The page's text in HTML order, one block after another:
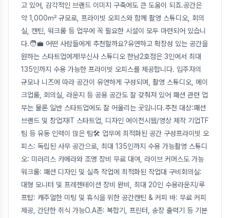
고 있어, 감각적인 브랜드 이미지 구축에도 큰 도움이 되죠.공간은
약 1,000㎡ 규모로, 프라이빗 오피스와 함께 촬영 스튜디오, 회의
실, 캔틴, 워크룸 등 업무에 꼭 필요한 시설이 모두 마련되어 있습니
다.🧑‍💼 어떤 사람들에게 추천할까요?유연하고 확장성 있는 공간을
원하는 스타트업에게!무신사 스튜디오 한남2호점은 3인에서 최대
135인까지 수용 가능한 프라이빗 오피스를 제공합니다. 입주자의
규모나 니즈에 따라 공간이 유연하게 구성되며, 촬영 스튜디오, 메이
크업룸, 회의실, 라운지 등 공용 공간도 잘 갖춰져 있어 패션 관련 업
무는 물론 일반 스타트업에도 잘 어울리는 곳입니다.추천 대상:패션
브랜드 및 창업자IT 스타트업, 디자인 에이전시웹/영상 제작 기업TF
팀 등 유동 인력이 많은 팀🛠️ 업무에 최적화된 공간 구성프라이빗 오
피스: 독립된 사무 공간으로, 최대 135인까지 수용 가능촬영 스튜디
오: 미러리스 카메라와 조명 장비 무료 대여, 라이브 커머스도 가능
워크룸: 패션 디자인 및 실측 작업에 최적화된 작업대 구비회의실:
대형 모니터 및 프레젠테이션 장비 완비, 최대 20인 수용라운지/루
프탑: 캐주얼한 미팅 및 휴식을 위한 공간캔틴 & 커피 바: 무료 커피
제공, 간단한 취식 가능O.A존: 복합기, 프린터, 송장 출력기 등 기본